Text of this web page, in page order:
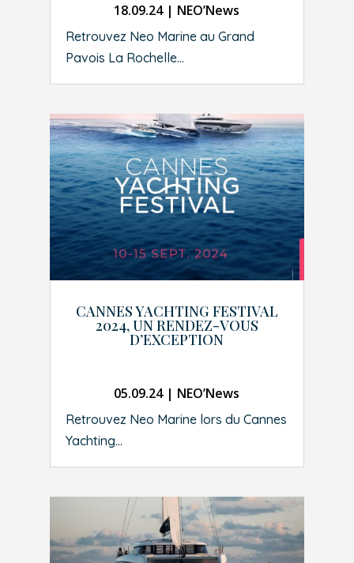
18.09.24| NEO’News
Retrouvez Neo Marine au Grand
Pavois La Rochelle...
CANNES YACHTING FESTIVAL
2024, UN RENDEZ-VOUS
D’EXCEPTION
05.09.24| NEO’News
Retrouvez Neo Marine lors du Cannes
Yachting...